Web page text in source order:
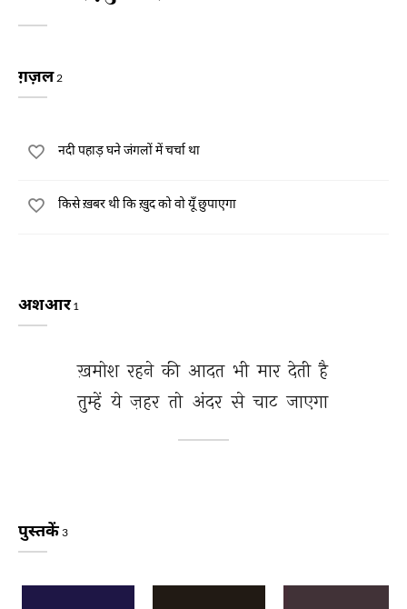
ग़ज़ल2
नदी पहाड़ घने जंगलों में चर्चा था
किसे ख़बर थी कि ख़ुद को वो यूँ छुपाएगा
अशआर1
ख़मोश रहने की आदत भी मार देती है
तुम्हें ये ज़हर तो अंदर से चाट जाएगा
पुस्तकें 3